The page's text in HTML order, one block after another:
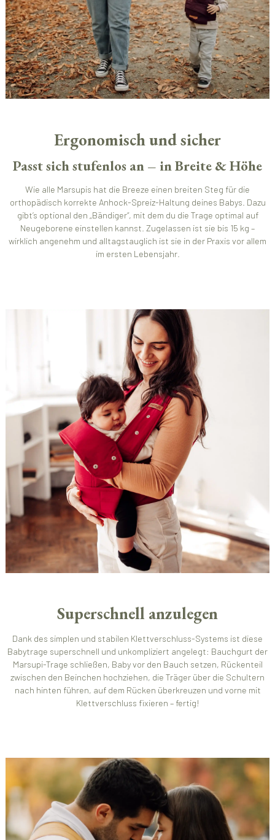
Ergonomisch und sicher
Passt sich stufenlos an – in Breite & Höhe
Wie alle Marsupis hat die Breeze einen breiten Steg für die
orthopädisch korrekte Anhock-Spreiz-Haltung deines Babys. Dazu
gibt’s optional den „Bändiger“, mit dem du die Trage optimal auf
Neugeborene einstellen kannst. Zugelassen ist sie bis 15 kg –
wirklich angenehm und alltagstauglich ist sie in der Praxis vor allem
im ersten Lebensjahr.
Superschnell anzulegen
Dank des simplen und stabilen Klettverschluss-Systems ist diese
Babytrage superschnell und unkompliziert angelegt: Bauchgurt der
Marsupi-Trage schließen, Baby vor den Bauch setzen, Rückenteil
zwischen den Beinchen hochziehen, die Träger über die Schultern
nach hinten führen, auf dem Rücken überkreuzen und vorne mit
Klettverschluss fixieren – fertig!